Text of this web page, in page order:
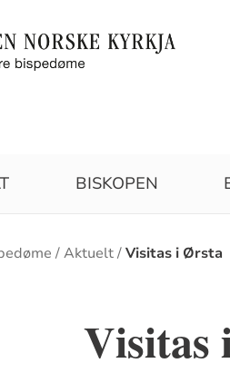
BISKOPEN
Aktuelt Visitas i Ørsta